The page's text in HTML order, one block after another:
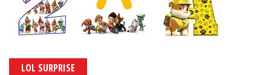
LOL SURPRISE